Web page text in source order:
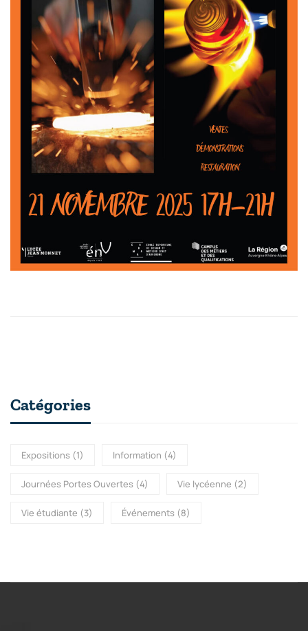
Catégories
Expositions (1) Information (4)
Journées Portes Ouvertes (4) Vie lycéenne (2)
Vie étudiante (3) Événements (8)